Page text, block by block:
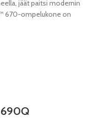
jäät paitsi modernin
670-ompelukone on